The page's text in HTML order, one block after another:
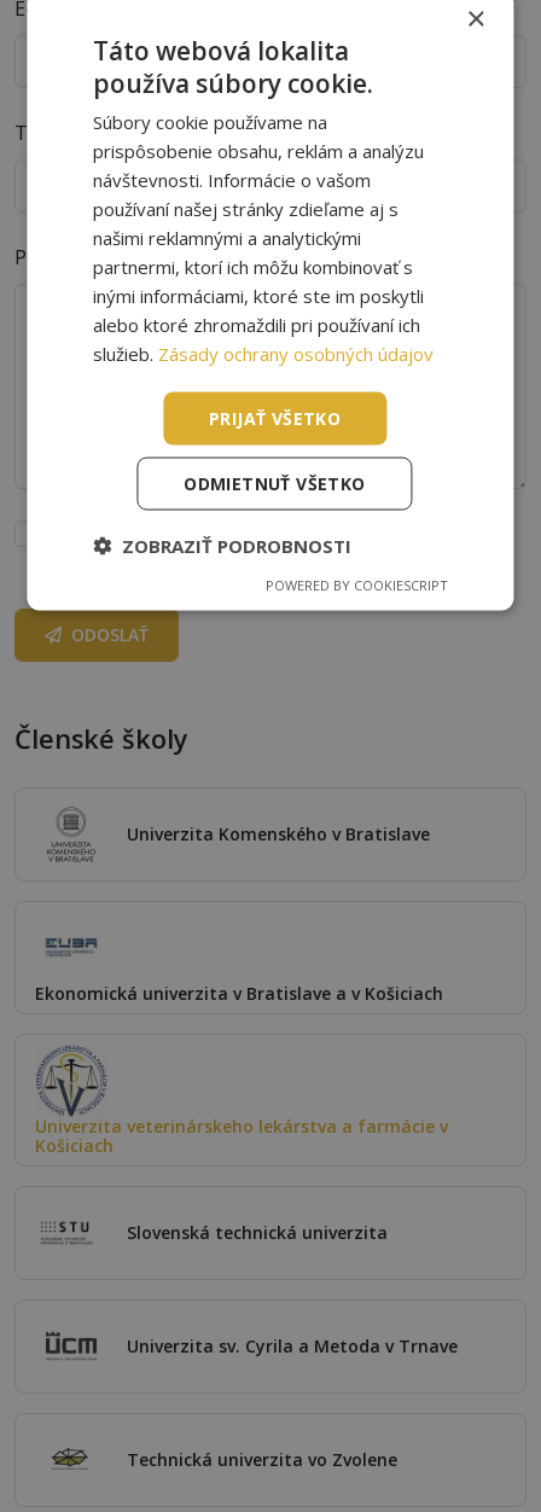
E-mail
Telefón
Poznámka *
Súhlasím so spracovaním osobných údajov
ODOSLAŤ
Členské školy
Univerzita Komenského v Bratislave
Ekonomická univerzita v Bratislave a v Košiciach
Univerzita veterinárskeho lekárstva a farmácie v
Košiciach
Slovenská technická univerzita
Univerzita sv. Cyrila a Metoda v Trnave
Technická univerzita vo Zvolene
×
Táto webová lokalita
používa súbory cookie.
Súbory cookie používame na
prispôsobenie obsahu, reklám a analýzu
návštevnosti. Informácie o vašom
používaní našej stránky zdieľame aj s
našimi reklamnými a analytickými
partnermi, ktorí ich môžu kombinovať s
inými informáciami, ktoré ste im poskytli
alebo ktoré zhromaždili pri používaní ich
služieb. Zásady ochrany osobných údajov
PRIJAŤ VŠETKO
ODMIETNUŤ VŠETKO
ZOBRAZIŤ PODROBNOSTI
POWERED BY COOKIESCRIPT